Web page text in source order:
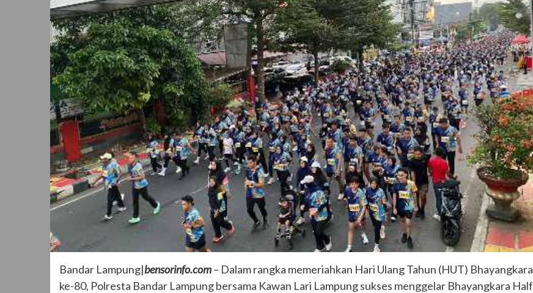
Bandar Lampung|bensorinfo.com– Dalam rangka memeriahkan Hari Ulang Tahun (HUT) Bhayangkara
ke-80, Polresta Bandar Lampung bersama Kawan Lari Lampung sukses menggelar Bhayangkara Half